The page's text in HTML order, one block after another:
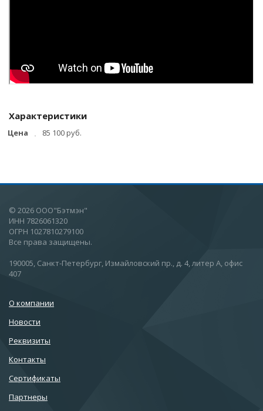
Характеристики
Цена 85 100 руб.
© 2026 ООО"Бэтмэн"
ИНН 7826061320
ОГРН 1027810279100
Все права защищены.
190005, Санкт-Петербург, Измайловский пр., д. 4, литер А, офис
407
О компании
Новости
Реквизиты
Контакты
Сертификаты
Партнеры